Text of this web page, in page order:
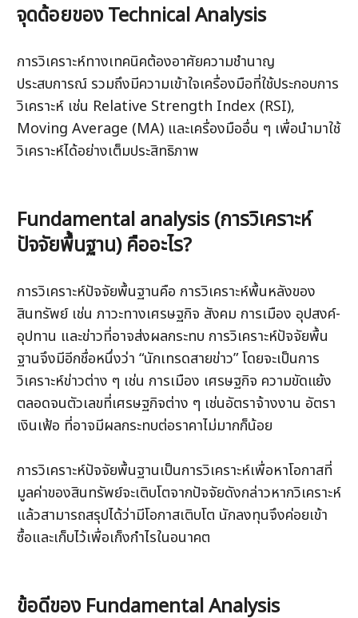
จุดด้อยของ Technical Analysis
การวิเคราะห์ทางเทคนิคต้องอาศัยความชำนาญ
ประสบการณ์ รวมถึงมีความเข้าใจเครื่องมือที่ใช้ประกอบการ
วิเคราะห์ เช่น Relative Strength Index (RSI),
Moving Average (MA) และเครื่องมืออื่น ๆ เพื่อนำมาใช้
วิเคราะห์ได้อย่างเต็มประสิทธิภาพ
Fundamental analysis (การวิเคราะห์
ปัจจัยพื้นฐาน) คืออะไร?
การวิเคราะห์ปัจจัยพื้นฐานคือ การวิเคราะห์พื้นหลังของ
สินทรัพย์ เช่น ภาวะทางเศรษฐกิจ สังคม การเมือง อุปสงค์-
อุปทาน และข่าวที่อาจส่งผลกระทบ การวิเคราะห์ปัจจัยพื้น
ฐานจึงมีอีกชื่อหนึ่งว่า “นักเทรดสายข่าว” โดยจะเป็นการ
วิเคราะห์ข่าวต่าง ๆ เช่น การเมือง เศรษฐกิจ ความขัดแย้ง
ตลอดจนตัวเลขที่เศรษฐกิจต่าง ๆ เช่นอัตราจ้างงาน อัตรา
เงินเฟ้อ ที่อาจมีผลกระทบต่อราคาไม่มากก็น้อย
การวิเคราะห์ปัจจัยพื้นฐานเป็นการวิเคราะห์เพื่อหาโอกาสที่
มูลค่าของสินทรัพย์จะเติบโตจากปัจจัยดังกล่าวหากวิเคราะห์
แล้วสามารถสรุปได้ว่ามีโอกาสเติบโต นักลงทุนจึงค่อยเข้า
ซื้อและเก็บไว้เพื่อเก็งกำไรในอนาคต
ข้อดีของ Fundamental Analysis